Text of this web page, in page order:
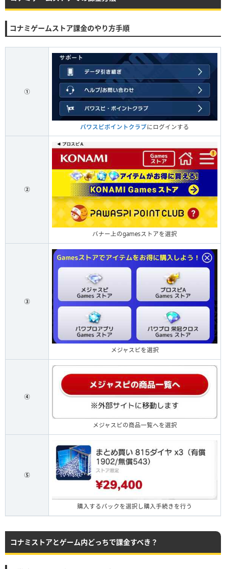
コナミゲームストア課金のやり方手順
①
パワスピポイントクラブにログインする
②
バナー上のgamesストアを選択
③
メジャスピを選択
④
メジャスピの商品一覧へを選択
⑤
購入するパックを選択し購入手続きを行う
コナミストアとゲーム内どっちで課金すべき？